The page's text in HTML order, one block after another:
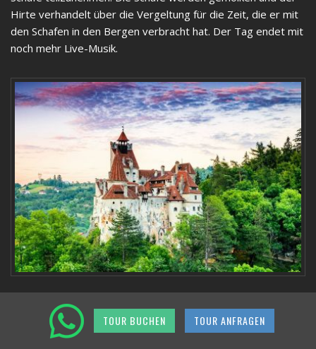
Hirte verhandelt über die Vergeltung für die Zeit, die er mit
den Schafen in den Bergen verbracht hat. Der Tag endet mit
noch mehr Live-Musik.
TOUR BUCHEN TOUR ANFRAGEN